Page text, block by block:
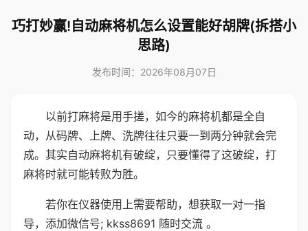
巧打妙赢!自动麻将机怎么设置能好胡牌(拆搭小
思路)
发布时间：2026年08月07日
以前打麻将是用手搓，如今的麻将机都是全自
动，从码牌、上牌、洗牌往往只要一到两分钟就会完
成。其实自动麻将机有破绽，只要懂得了这破绽，打
麻将时就可能转败为胜。
若你在仪器使用上需要帮助，想获取一对一指
导，添加微信号; kkss8691 随时交流 。